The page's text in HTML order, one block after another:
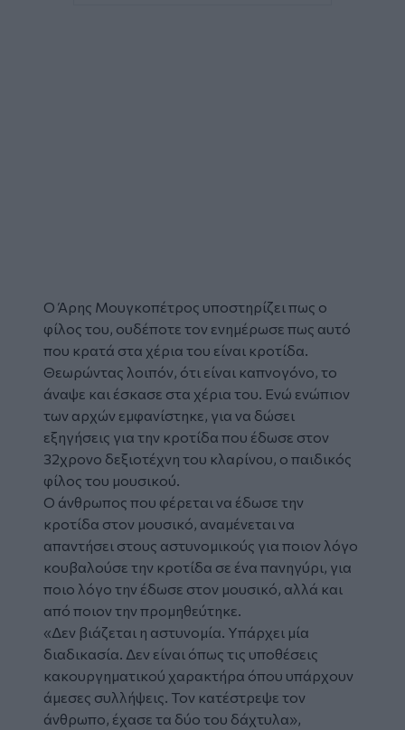
Ο Άρης Μουγκοπέτρος υποστηρίζει πως ο
φίλος του, ουδέποτε τον ενημέρωσε πως αυτό
που κρατά στα χέρια του είναι κροτίδα.
Θεωρώντας λοιπόν, ότι είναι καπνογόνο, το
άναψε και έσκασε στα χέρια του. Ενώ ενώπιον
των αρχών εμφανίστηκε, για να δώσει
εξηγήσεις για την κροτίδα που έδωσε στον
32χρονο δεξιοτέχνη του κλαρίνου, ο παιδικός
φίλος του μουσικού.
Ο άνθρωπος που φέρεται να έδωσε την
κροτίδα στον μουσικό, αναμένεται να
απαντήσει στους αστυνομικούς για ποιον λόγο
κουβαλούσε την κροτίδα σε ένα πανηγύρι, για
ποιο λόγο την έδωσε στον μουσικό, αλλά και
από ποιον την προμηθεύτηκε.
«Δεν βιάζεται η αστυνομία. Υπάρχει μία
διαδικασία. Δεν είναι όπως τις υποθέσεις
κακουργηματικού χαρακτήρα όπου υπάρχουν
άμεσες συλλήψεις. Τον κατέστρεψε τον
άνθρωπο, έχασε τα δύο του δάχτυλα»,